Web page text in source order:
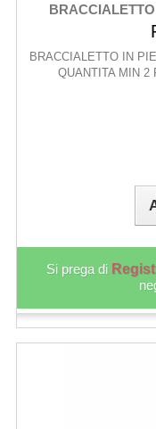
BRACCIALETTO IN
QUANTITA MIN 2
Si prega di